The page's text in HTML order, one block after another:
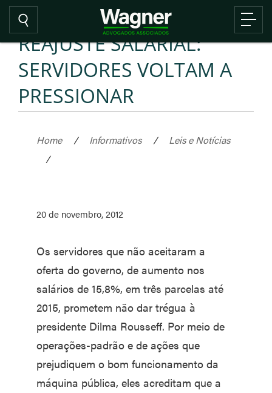
REAJUSTE SALARIAL:
SERVIDORES VOLTAM A
PRESSIONAR
Home / Informativos /
Leis e Notícias
/
20 de novembro, 2012
Os servidores que não aceitaram a
oferta do governo, de aumento nos
salários de 15,8%, em três parcelas até
2015, prometem não dar trégua à
presidente Dilma Rousseff. Por meio de
operações-padrão e de ações que
prejudiquem o bom funcionamento da
máquina pública, eles acreditam que a